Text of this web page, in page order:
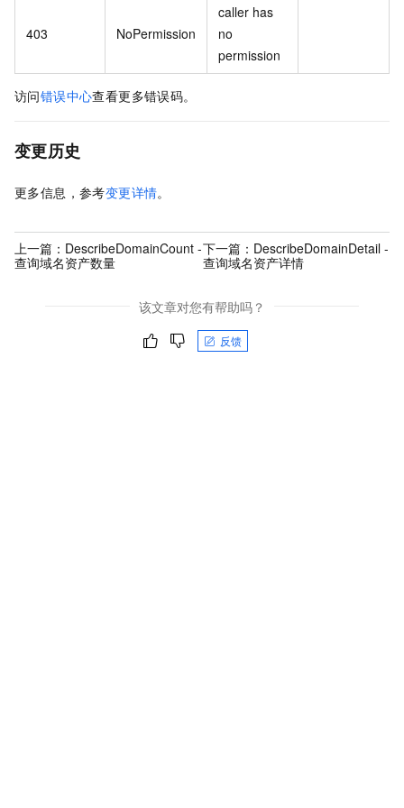
403 NoPermission
caller has
no
permission
访问错误中心查看更多错误码。
变更历史
更多信息，参考变更详情。
上一篇： DescribeDomainCount -
查询域名资产数量
下一篇： DescribeDomainDetail -
查询域名资产详情
该文章对您有帮助吗？
反馈